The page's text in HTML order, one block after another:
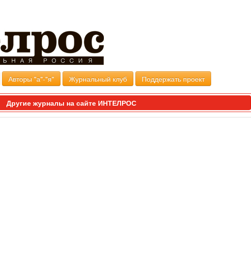
Авторы "а"-"я" Журнальный клуб Поддержать проект
Другие журналы на сайте ИНТЕЛРОС